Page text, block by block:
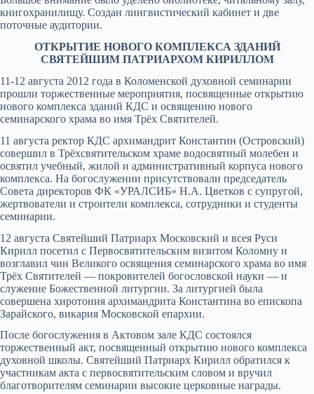
книгохранилищу. Создан лингвистический кабинет и две
поточные аудитории.
ОТКРЫТИЕ НОВОГО КОМПЛЕКСА ЗДАНИЙ
СВЯТЕЙШИМ ПАТРИАРХОМ КИРИЛЛОМ
11-12 августа 2012 года в Коломенской духовной семинарии
прошли торжественные мероприятия, посвященные открытию
нового комплекса зданий КДС и освящению нового
семинарского храма во имя Трёх Святителей.
11 августа ректор КДС архимандрит Константин (Островский)
совершил в Трёхсвятительском храме водосвятный молебен и
освятил учебный, жилой и административный корпуса нового
комплекса. На богослужении присутствовали председатель
Совета директоров ФК «УРАЛСИБ» Н.А. Цветков с супругой,
жертвователи и строители комплекса, сотрудники и студенты
семинарии.
12 августа Святейший Патриарх Московский и всея Руси
Кирилл посетил с Первосвятительским визитом Коломну и
возглавил чин Великого освящения семинарского храма во имя
Трёх Святителей — покровителей богословской науки — и
служение Божественной литургии. За литургией была
совершена хиротония архимандрита Константина во епископа
Зарайского, викария Московской епархии.
После богослужения в Актовом зале КДС состоялся
торжественный акт, посвященный открытию нового комплекса
духовной школы. Святейший Патриарх Кирилл обратился к
участникам акта с первосвятительским словом и вручил
благотворителям семинарии высокие церковные награды.